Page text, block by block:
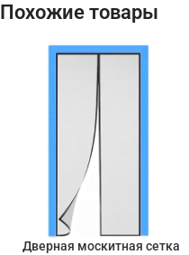
Похожие товары
Дверная москитная сетка